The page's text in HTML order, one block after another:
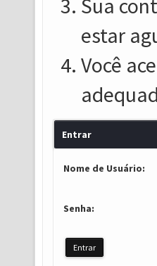
Sua
estar
Você
Entrar
Nome de Usuário:
Senha: